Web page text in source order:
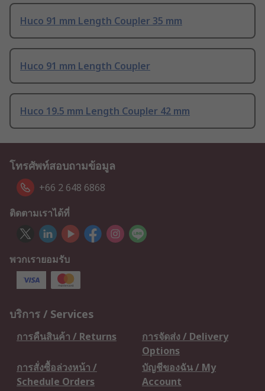
Huco 91 mm Length Coupler 35 mm
Huco 91 mm Length Coupler
Huco 19.5 mm Length Coupler 42 mm
โทรศัพท์สอบถามข้อมูล
+66 2 648 6868
ติดตามเราได้ที่
พวกเรายอมรับ
บริการ / Services
การคืนสินค้า / Returns
การจัดส่ง / Delivery
Options
การสั่งซื้อล่วงหน้า /
Schedule Orders
บัญชีของฉัน / My
Account